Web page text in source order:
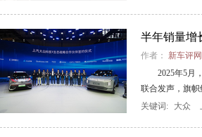
半年销量增
作者： 新车评网
2025年5月
联合发声，旗帜
关键词:
大众